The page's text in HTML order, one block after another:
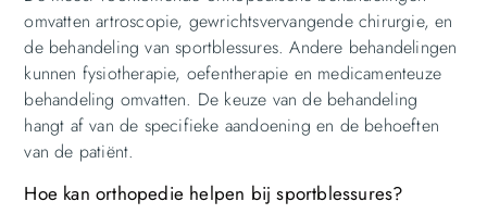
omvatten artroscopie, gewrichtsvervangende chirurgie, en
de behandeling van sportblessures. Andere behandelingen
kunnen fysiotherapie, oefentherapie en medicamenteuze
behandeling omvatten. De keuze van de behandeling
hangt af van de specifieke aandoening en de behoeften
van de patiënt.
Hoe kan orthopedie helpen bij sportblessures?